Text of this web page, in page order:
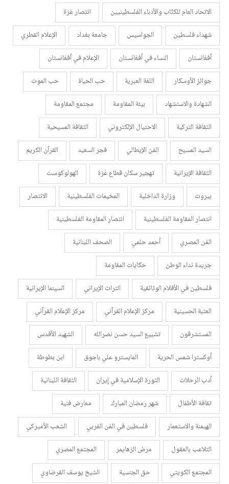
الاتحاد العام للكتّاب والأدباء الفلسطينيين
انتصار غزة
شهداء فلسطين
الجواسيس جامعة بغداد
الإعلام القطري
أفغانستان
النساء في أفغانستان
الإعلام في أفغانستان
جوائز الأوسكار
اللغة العبرية حب الحياة
حب الموت
الشهادة والاستشهاد
بيئة المقاومة
مجتمع المقاومة
الثقافة التركية
الاحتيال الإلكتروني
الثقافة المسيحية
السيد المسيح
الفن الإيطالي فجر السعيد
القرآن الكريم
الثقافة الإيرانية
تهجير سكان قطاع غزة
الهولوكوست
بيروت
وزارة الداخلية المخيمات الفلسطينية
الانتصار
انتصار المقاومة الفلسطينية
انتصار المقاومة الفلسطينية
الفن المصري
أحمد حلمي
الصحف اللبنانية
جريدة نداء الوطن
حكايات المقاومة
فلسطين في الأفلام الوثائقية
التراث الإيراني
السينما الإيرانية
العتبة الحسينية
مركز الإعلام القرآني
مركز الإعلام القرآني
المستشرقون
تشييع السيد حسن نصرالله
الشهيد الأقدس
أوكسترا شمس الحرية
المايسترو علي باجوق
ابن بطوطة
أدب الرحلات
الثورة الإسلامية في إيران
الثقافة اللبنانية
ثقافة الأطفال
شهر رمضان المبارك
معارض فنية
الهيمنة والاستعمار
فلسطين في الفن الغربي
الشعب الأميركي
التلاعب بالعقول
مرض الزهايمر
المجتمع المصري
المجتمع الكويتي
حق الجنسية
الشيخ يوسف القرضاوي